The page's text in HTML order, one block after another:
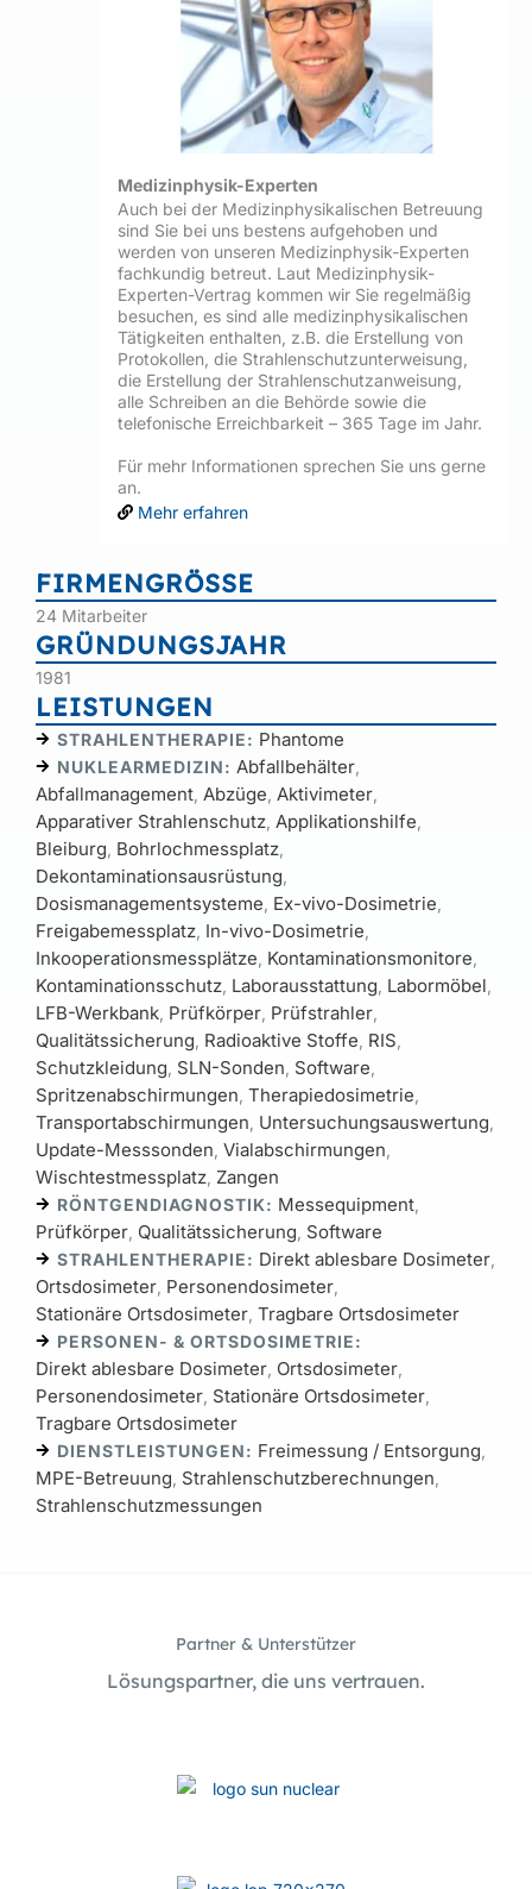
Medizinphysik-Experten
Auch bei der Medizinphysikalischen Betreuung
sind Sie bei uns bestens aufgehoben und
werden von unseren Medizinphysik-Experten
fachkundig betreut. Laut Medizinphysik-
Experten-Vertrag kommen wir Sie regelmäßig
besuchen, es sind alle medizinphysikalischen
Tätigkeiten enthalten, z.B. die Erstellung von
Protokollen, die Strahlenschutzunterweisung,
die Erstellung der Strahlenschutzanweisung,
alle Schreiben an die Behörde sowie die
telefonische Erreichbarkeit – 365 Tage im Jahr.
Für mehr Informationen sprechen Sie uns gerne
an.
Mehr erfahren
FIRMENGRÖSSE
24 Mitarbeiter
GRÜNDUNGSJAHR
1981
LEISTUNGEN
STRAHLENTHERAPIE: Phantome
NUKLEARMEDIZIN: Abfallbehälter
Abfallmanagement Abzüge Aktivimeter
Apparativer Strahlenschutz Applikationshilfe
Bleiburg Bohrlochmessplatz
Dekontaminationsausrüstung
Dosismanagementsysteme Ex-vivo-Dosimetrie
Freigabemessplatz In-vivo-Dosimetrie
Inkooperationsmessplätze Kontaminationsmonitore
Kontaminationsschutz Laborausstattung Labormöbel
LFB-Werkbank Prüfkörper Prüfstrahler
Qualitätssicherung Radioaktive Stoffe RIS
Schutzkleidung SLN-Sonden Software
Spritzenabschirmungen Therapiedosimetrie
Transportabschirmungen Untersuchungsauswertung
Update-Messsonden Vialabschirmungen
Wischtestmessplatz Zangen
RÖNTGENDIAGNOSTIK: Messequipment
Prüfkörper Qualitätssicherung Software
STRAHLENTHERAPIE: Direkt ablesbare Dosimeter
Ortsdosimeter Personendosimeter
Stationäre Ortsdosimeter Tragbare Ortsdosimeter
PERSONEN- & ORTSDOSIMETRIE:
Direkt ablesbare Dosimeter Ortsdosimeter
Personendosimeter Stationäre Ortsdosimeter
Tragbare Ortsdosimeter
DIENSTLEISTUNGEN: Freimessung / Entsorgung
MPE-Betreuung Strahlenschutzberechnungen
Strahlenschutzmessungen
Partner & Unterstützer
Lösungspartner, die uns vertrauen.